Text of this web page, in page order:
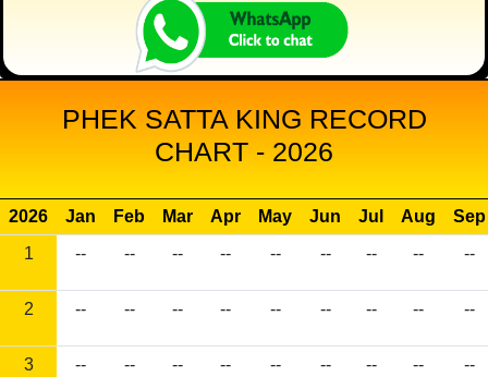
PHEK SATTA KING RECORD
CHART - 2026
2026 Jan Feb Mar Apr May Jun Jul Aug
Sep
1
-- -- -- -- -- -- -- -- --
2 -- -- -- -- -- -- -- -- --
3 -- -- -- -- -- -- -- -- --